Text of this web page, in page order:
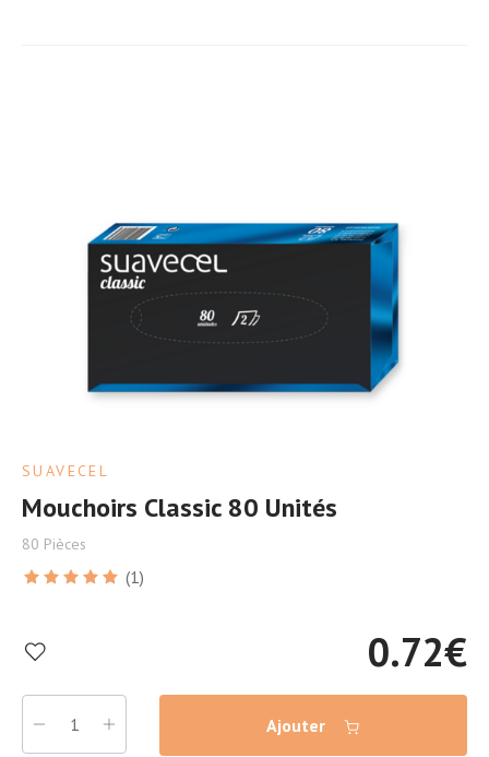
SUAVECEL
Mouchoirs Classic 80 Unités
80 Pièces
(1)
0.72€
Ajouter